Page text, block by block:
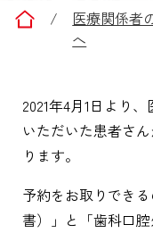
仙台赤十字病院
/
医療関係者
へ
2021年4月1日より
いただいた患者さ
ります。
予約をお取りでき
書）」と「歯科口